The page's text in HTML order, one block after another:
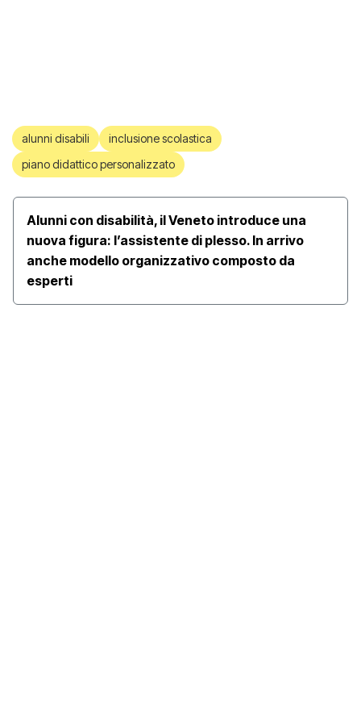
alunni disabili
inclusione scolastica
piano didattico personalizzato
Alunni con disabilità, il Veneto introduce una
nuova figura: l’assistente di plesso. In arrivo
anche modello organizzativo composto da
esperti